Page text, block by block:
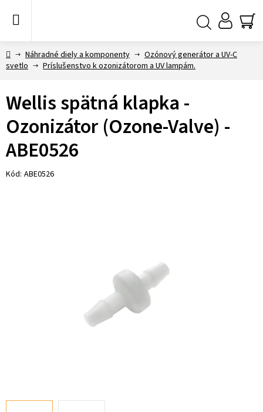
DomovNáhradné diely a komponenty
Ozónový generátor a UV-C
svetlo
Príslušenstvo k ozonizátorom a UV lampám.
Wellis spätná klapka -
Ozonizátor (Ozone-Valve) -
ABE0526
Kód: ABE0526